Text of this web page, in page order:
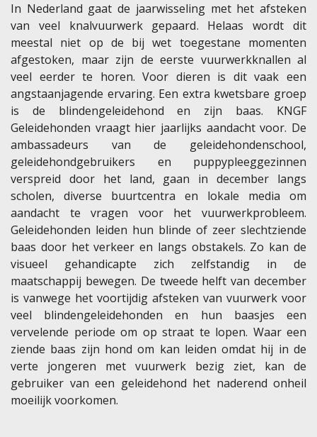
In Nederland gaat de jaarwisseling met het afsteken
van veel knalvuurwerk gepaard. Helaas wordt dit
meestal niet op de bij wet toegestane momenten
afgestoken, maar zijn de eerste vuurwerkknallen al
veel eerder te horen. Voor dieren is dit vaak een
angstaanjagende ervaring. Een extra kwetsbare groep
is de blindengeleidehond en zijn baas. KNGF
Geleidehonden vraagt hier jaarlijks aandacht voor. De
ambassadeurs van de geleidehondenschool,
geleidehondgebruikers en puppypleeggezinnen
verspreid door het land, gaan in december langs
scholen, diverse buurtcentra en lokale media om
aandacht te vragen voor het vuurwerkprobleem.
Geleidehonden leiden hun blinde of zeer slechtziende
baas door het verkeer en langs obstakels. Zo kan de
visueel gehandicapte zich zelfstandig in de
maatschappij bewegen. De tweede helft van december
is vanwege het voortijdig afsteken van vuurwerk voor
veel blindengeleidehonden en hun baasjes een
vervelende periode om op straat te lopen. Waar een
ziende baas zijn hond om kan leiden omdat hij in de
verte jongeren met vuurwerk bezig ziet, kan de
gebruiker van een geleidehond het naderend onheil
moeilijk voorkomen.